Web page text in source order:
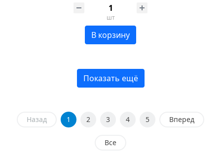
шт
В корзину
Показать ещё
Назад 1 2 3 4 5 Вперед
Все